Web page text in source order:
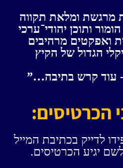
מרגשת ומלאת תקווה
ותוכן יהודי־ערכי
ואפקטים מרהיבים
הגדול של הקיץ
עוד קרש בתיבה…”
הכרטיסים:
לדייק בכתיבת המייל
יגיע הכרטיסים.